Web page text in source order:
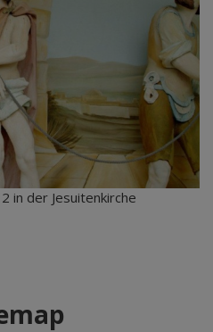
in der Jesuitenkirche